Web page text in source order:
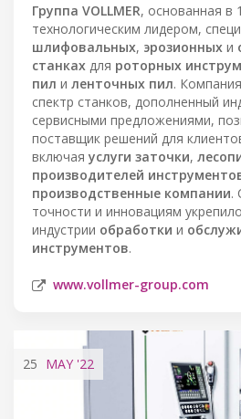
Группа VOLLMER, основанная в
технологическим лидером,
шлифовальных, эрозионных и
станках для роторных
пил и ленточных пил.
спектр станков, дополненный
сервисными предложениями,
поставщик решений для
включая услуги заточки,
производителей
производственные компании.
точности и инновациям
индустрии обработки и
инструментов.
www.vollmer-group.com
25 MAY '22